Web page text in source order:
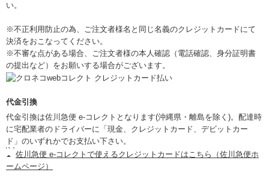
い。
※不正利用防止の為、ご注文者様名と同じ名義のクレジットカードにて
決済をおこなってください。
※不審な点がある場合、ご注文者様の本人確認（電話確認、身分証明書
の提出など）をお願いする場合がございます。
代金引換
代金引換は佐川急便 e-コレクトとなります(沖縄県・離島を除く)。配達時
に宅配業者のドライバーに「現金、クレジットカード、デビットカー
ド」のいずれかでお支払い下さい。
佐川急便 e-コレクトで使えるクレジットカードはこちら（佐川急便ホ
ームページ）